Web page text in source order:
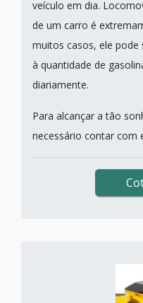
veículo em dia.
de um carro é
muitos casos, ele
à quantidade de
diariamente.
Para alcançar a tão
necessário contar com